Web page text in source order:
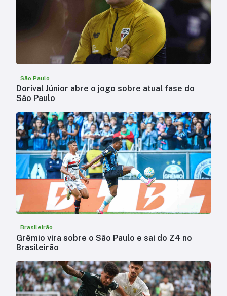
São Paulo
Dorival Júnior abre o jogo sobre atual fase do
São Paulo
Brasileirão
Grêmio vira sobre o São Paulo e sai do Z4 no
Brasileirão